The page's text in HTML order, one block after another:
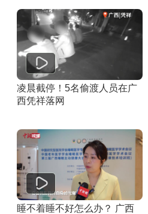
凌晨截停！5名偷渡人员在广
西凭祥落网
睡不着睡不好怎么办？ 广西